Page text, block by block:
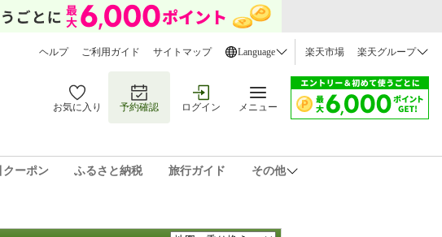
ヘルプ ご利用ガイド サイトマップ Language 楽天市場 楽天グループ
お気に入り 予約確認 ログイン メニュー
クーポン ふるさと納税 旅行ガイド その他